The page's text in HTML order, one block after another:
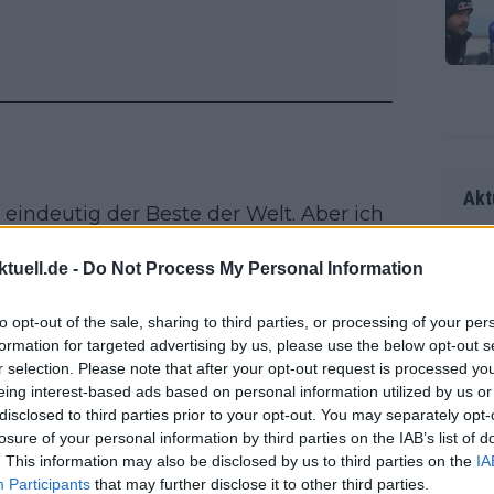
- Do Not Process My Personal Information
opt-out of the sale, sharing to third parties, or processing of your
for targeted advertising by us, please use the below opt-out
selection. Please note that after your opt-out request is processed
interest-based ads based on personal information utilized by us
to third parties prior to your opt-out. You may separately
of your personal information by third parties on the IAB’s list of
This information may also be disclosed by us to third parties on the
Participants that may further disclose it to other third parties.
der Beste der Welt. Aber ich
vorsichtig sein, aber ich glaube, so
mit einer Ansage für die
erster Schritt Richtung
er
rifft
Die
ss
as